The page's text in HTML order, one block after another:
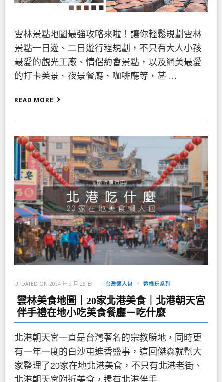
雲林景點地圖最強攻略來啦！讓你輕鬆規劃雲林
景點一日遊、二日遊行程規劃，不只有大人小孩
最愛的觀光工廠、情侶約會景點，以及網美最愛
的打卡美景、夜景餐廳、咖啡廳等，甚 …
READ MORE
UPDATED ON 2024 年 9 月 26 日 台灣懶人包 這樣玩系列
雲林美食地圖｜20家北港美食｜北港朝天宮
伴手禮在地小吃美食餐廳－吃什麼
北港朝天宮一直是台灣著名的宗教勝地，同時更
有一年一度的白沙屯進香盛事，這回傑森就幫大
家整理了20家在地北港美食，不只有北港老街、
北港朝天宮附近美食，還有北港伴手 …